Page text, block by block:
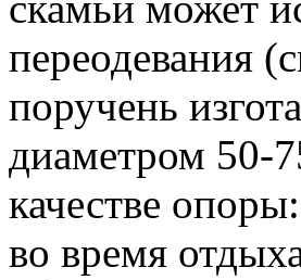
переодевания
поручень
диаметром 50-
качестве
во время